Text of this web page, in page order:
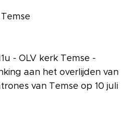
- OLV kerk Temse -
aan het overlijden van
van Temse op 10 juli